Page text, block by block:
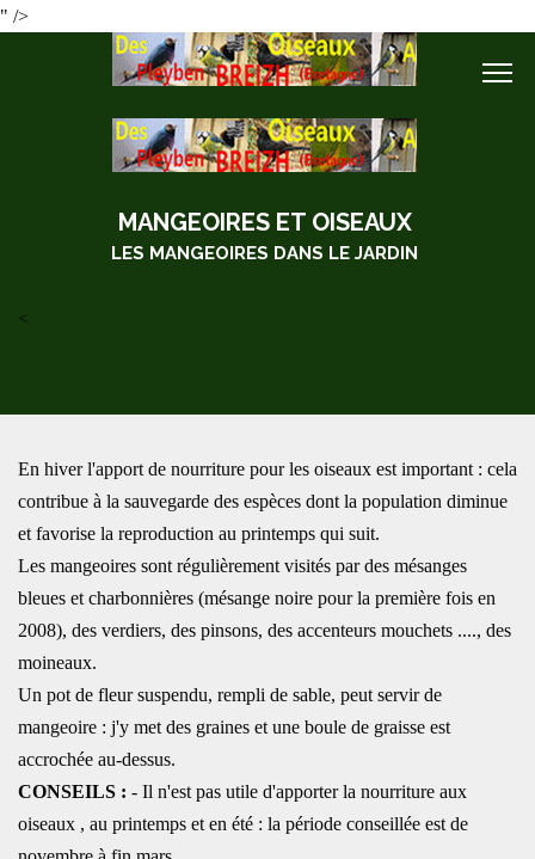
" />
MANGEOIRES ET OISEAUX
LES MANGEOIRES DANS LE JARDIN
<
En hiver l'apport de nourriture pour les oiseaux est important : cela
contribue à la sauvegarde des espèces dont la population diminue
et favorise la reproduction au printemps qui suit.
Les mangeoires sont régulièrement visités par des mésanges
bleues et charbonnières (mésange noire pour la première fois en
2008), des verdiers, des pinsons, des accenteurs mouchets ...., des
moineaux.
Un pot de fleur suspendu, rempli de sable, peut servir de
mangeoire : j'y met des graines et une boule de graisse est
accrochée au-dessus.
CONSEILS : - Il n'est pas utile d'apporter la nourriture aux
oiseaux , au printemps et en été : la période conseillée est de